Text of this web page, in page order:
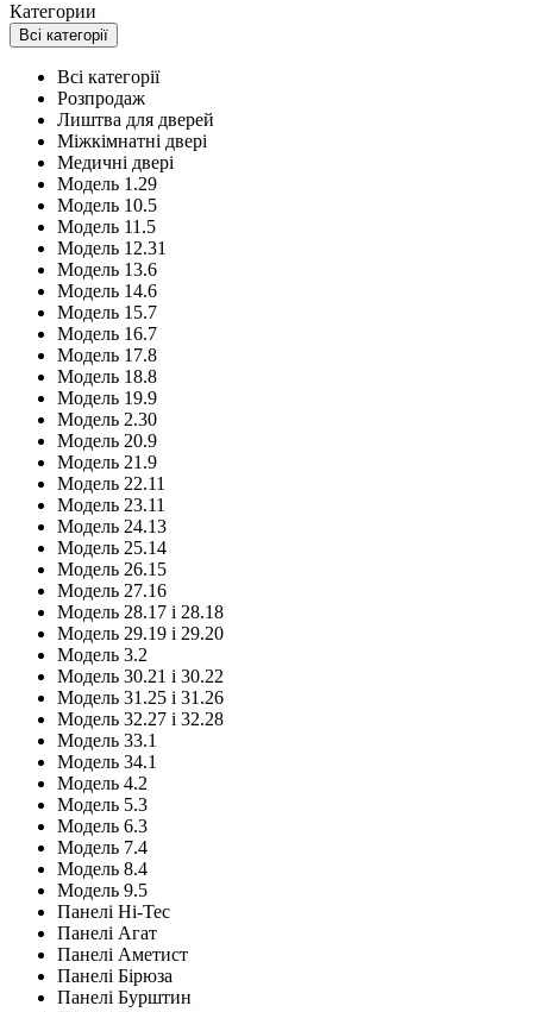
Категории
Всі категорії
Всі категорії
Розпродаж
Лиштва для дверей
Міжкімнатні двері
Медичні двері
Модель 1.29
Модель 10.5
Модель 11.5
Модель 12.31
Модель 13.6
Модель 14.6
Модель 15.7
Модель 16.7
Модель 17.8
Модель 18.8
Модель 19.9
Модель 2.30
Модель 20.9
Модель 21.9
Модель 22.11
Модель 23.11
Модель 24.13
Модель 25.14
Модель 26.15
Модель 27.16
Модель 28.17 і 28.18
Модель 29.19 і 29.20
Модель 3.2
Модель 30.21 і 30.22
Модель 31.25 і 31.26
Модель 32.27 і 32.28
Модель 33.1
Модель 34.1
Модель 4.2
Модель 5.3
Модель 6.3
Модель 7.4
Модель 8.4
Модель 9.5
Панелі Hi-Tec
Панелі Агат
Панелі Аметист
Панелі Бірюза
Панелі Бурштин